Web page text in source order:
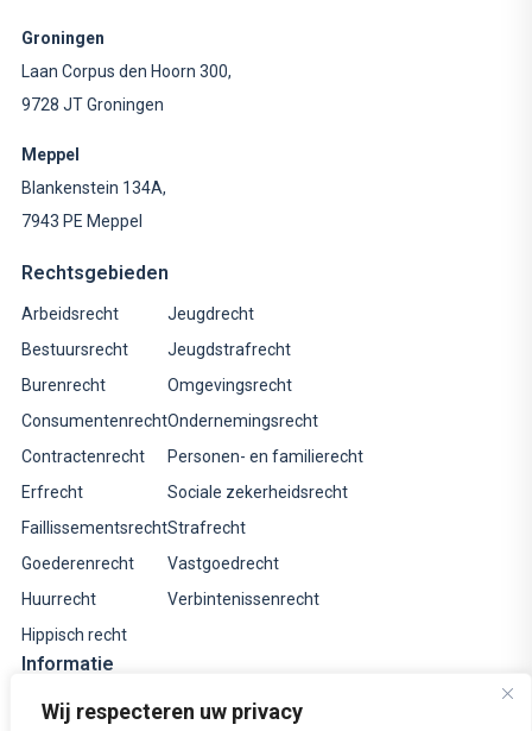
Wij respecteren uw privacy
Groningen
Laan Corpus den Hoorn 300,
9728 JT Groningen
Meppel
Blankenstein 134A,
7943 PE Meppel
Rechtsgebieden
Arbeidsrecht
Bestuursrecht
Burenrecht
Consumentenrecht
Contractenrecht
Erfrecht
Faillissementsrecht
Goederenrecht
Huurrecht
Hippisch recht
Jeugdrecht
Jeugdstrafrecht
Omgevingsrecht
Ondernemingsrecht
Personen- en familierecht
Sociale zekerheidsrecht
Strafrecht
Vastgoedrecht
Verbintenissenrecht
Informatie
Tarieven